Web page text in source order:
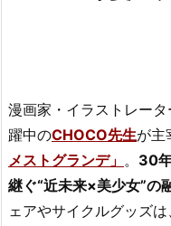
漫画家・イラストレー
躍中のCHOCO先生が主
メストグランデ」 。 30
継ぐ“近未来×美少女”の
ェアやサイクルグッズは